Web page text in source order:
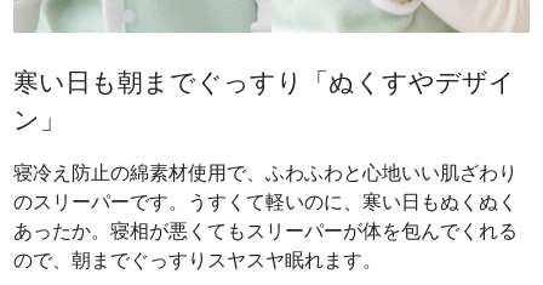
寒い日も朝までぐっすり「ぬくすやデザイ
ン」
寝冷え防止の綿素材使用で、ふわふわと心地いい肌ざわり
のスリーパーです。うすくて軽いのに、寒い日もぬくぬく
あったか。寝相が悪くてもスリーパーが体を包んでくれる
ので、朝までぐっすりスヤスヤ眠れます。